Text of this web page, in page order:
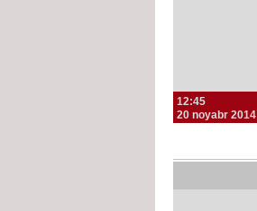
12:45
20 noyabr 2014